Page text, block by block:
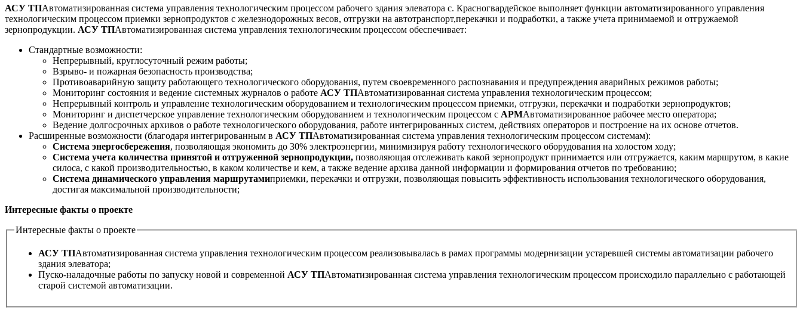
АСУ ТПАвтоматизированная система управления технологическим процессом рабочего здания элеватора с. Красногвардейское выполняет функции автоматизированного управления
технологическим процессом приемки зернопродуктов с железнодорожных весов, отгрузки на автотранспорт,перекачки и подработки, а также учета принимаемой и отгружаемой
зернопродукции. АСУ ТПАвтоматизированная система управления технологическим процессом обеспечивает:
Стандартные возможности:
Непрерывный, круглосуточный режим работы;
Взрыво- и пожарная безопасность производства;
Противоаварийную защиту работающего технологического оборудования, путем своевременного распознавания и предупреждения аварийных режимов работы;
Мониторинг состояния и ведение системных журналов о работе АСУ ТПАвтоматизированная система управления технологическим процессом;
Непрерывный контроль и управление технологическим оборудованием и технологическим процессом приемки, отгрузки, перекачки и подработки зернопродуктов;
Мониторинг и диспетчерское управление технологическим оборудованием и технологическим процессом с АРМАвтоматизированное рабочее место оператора;
Ведение долгосрочных архивов о работе технологического оборудования, работе интегрированных систем, действиях операторов и построение на их основе отчетов.
Расширенные возможности (благодаря интегрированным в АСУ ТПАвтоматизированная система управления технологическим процессом системам):
Система энергосбережения, позволяющая экономить до 30% электроэнергии, минимизируя работу технологического оборудования на холостом ходу;
Система учета количества принятой и отгруженной зернопродукции, позволяющая отслеживать какой зернопродукт принимается или отгружается, каким маршрутом, в какие
силоса, с какой производительностью, в каком количестве и кем, а также ведение архива данной информации и формирования отчетов по требованию;
Система динамического управления маршрутамиприемки, перекачки и отгрузки, позволяющая повысить эффективность использования технологического оборудования,
достигая максимальной производительности;
Интересные факты о проекте
Интересные факты о проекте
АСУ ТПАвтоматизированная система управления технологическим процессом реализовывалась в рамах программы модернизации устаревшей системы автоматизации рабочего
здания элеватора;
Пуско-наладочные работы по запуску новой и современной АСУ ТПАвтоматизированная система управления технологическим процессом происходило параллельно с работающей
старой системой автоматизации.